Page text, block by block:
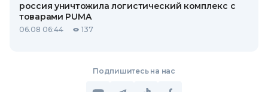
россия уничтожила логистический комплекс с
товарами PUMA
06.08 06:44 137
Подпишитесь на нас